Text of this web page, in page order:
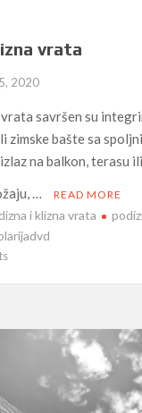
vrata
2020
savršen su
zimske bašte sa
na balkon, terasu
…
READ MORE
i klizna vrata
on
vrata